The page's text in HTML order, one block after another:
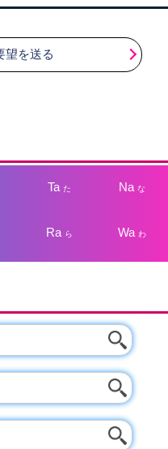
望を送る
Taた Na な
Ra ら Wa わ